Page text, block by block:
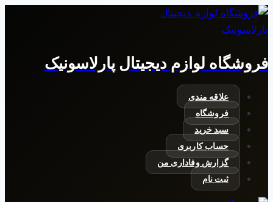
بازگشت
به
فروشگاه لوازم دیجیتال پارلاسونیک
علاقه مندی
فروشگاه
سبد خرید
حساب کاربری
گزارش وفاداری من
ثبت نام